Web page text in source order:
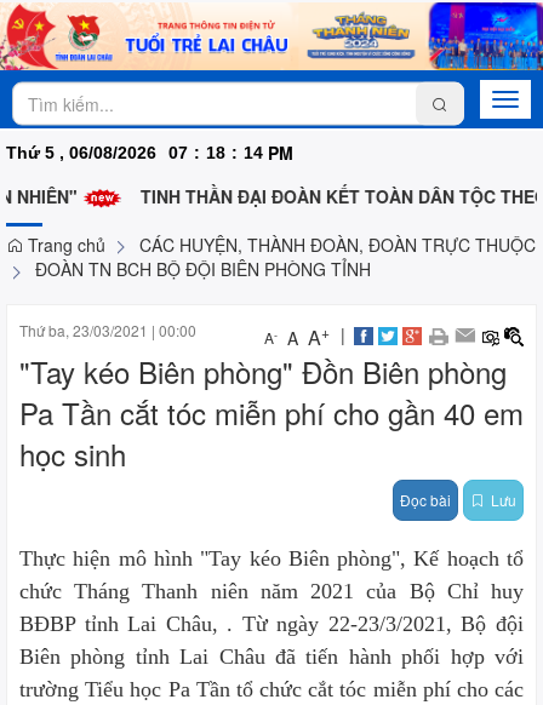
Thứ 5 , 06/08/2026 07 : 18 : 14 PM
NHIÊN"
TINH THẦN ĐẠI ĐOÀN KẾT TOÀN DÂN TỘC
Trang chủ
CÁC HUYỆN, THÀNH ĐOÀN, ĐOÀN TRỰC THUỘC
ĐOÀN TN BCH BỘ ĐỘI BIÊN PHÒNG TỈNH
Thứ ba, 23/03/2021 | 00:00 A- A A+ |
"Tay kéo Biên phòng" Đồn Biên phòng
Pa Tần cắt tóc miễn phí cho gần 40 em
học sinh
Đọc bài Lưu
Thực hiện mô hình "Tay kéo Biên phòng", Kế hoạch tổ
chức Tháng Thanh niên năm 2021 của Bộ Chỉ huy
BĐBP tỉnh Lai Châu, . Từngày 22-23/3/2021, Bộ đội
Biên phòng tỉnh Lai Châu đã tiến hành phối hợp với
trường Tiểu học Pa Tần tổ chức cắt tóc miễn phí cho các